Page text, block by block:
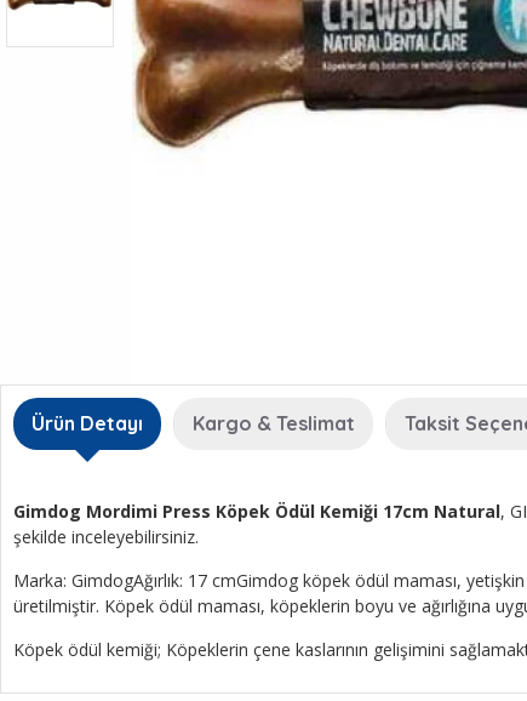
Ürün Detayı Kargo & Teslimat Taksit
Gimdog Mordimi Press Köpek Ödül Kemiği 17cm Natural,
şekilde inceleyebilirsiniz.
Marka: GimdogAğırlık: 17 cmGimdog köpek ödül maması,
üretilmiştir. Köpek ödül maması, köpeklerin boyu ve ağırlığına
Köpek ödül kemiği; Köpeklerin çene kaslarının gelişimini